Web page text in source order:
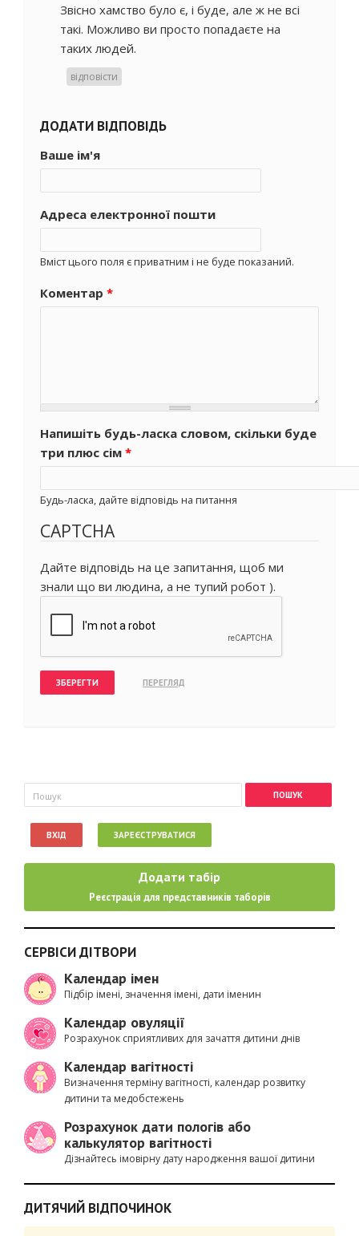
Звісно хамство було є, і буде, але ж не всі
такі. Можливо ви просто попадаєте на
таких людей.
відповісти
ДОДАТИ ВІДПОВІДЬ
Ваше ім'я
Адреса електронної пошти
Вміст цього поля є приватним і не буде показаний.
Коментар *
Напишіть будь-ласка словом, скільки буде
три плюс сім *
Будь-ласка, дайте відповідь на питання
CAPTCHA
Дайте відповідь на це запитання, щоб ми
знали що ви людина, а не тупий робот ).
Пошукова форма
Пошук
ВХІД ЗАРЕЄСТРУВАТИСЯ
Додати табір
Реєстрація для представників таборів
СЕРВІСИ ДІТВОРИ
Календар імен
Підбір імені, значення імені, дати іменин
Календар овуляції
Розрахунок сприятливих для зачаття дитини днів
Календар вагітності
Визначення терміну вагітності, календар розвитку
дитини та медобстежень
Розрахунок дати пологів або
калькулятор вагітності
Дізнайтесь імовірну дату народження вашої дитини
ДИТЯЧИЙ ВІДПОЧИНОК